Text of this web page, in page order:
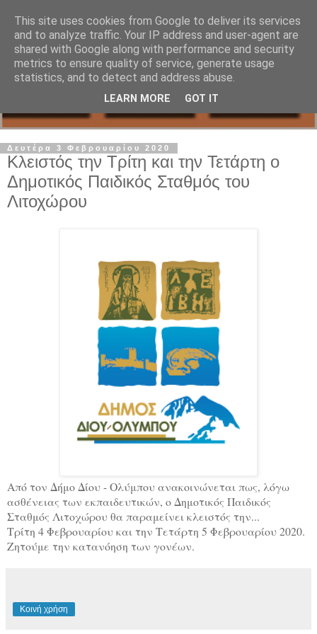
Δευτέρα 3 Φεβρουαρίου 2020
Κλειστός την Τρίτη και την Τετάρτη ο
Δημοτικός Παιδικός Σταθμός του
Λιτοχώρου
Από τον Δήμο Δίου - Ολύμπου ανακοινώνεται πως, λόγω
ασθένειας των εκπαιδευτικών, ο Δημοτικός Παιδικός
Σταθμός Λιτοχώρου θα παραμείνει κλειστός την...
Τρίτη 4 Φεβρουαρίου και την Τετάρτη 5 Φεβρουαρίου 2020.
Ζητούμε την κατανόηση των γονέων.
Κοινή χρήση
This site uses cookies from Google to deliver its services
and to analyze traffic. Your IP address and user-agent are
shared with Google along with performance and security
metrics to ensure quality of service, generate usage
statistics, and to detect and address abuse.
LEARN MORE GOT IT